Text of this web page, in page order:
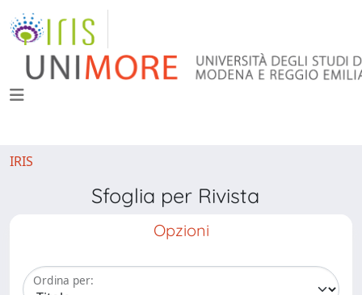
IRIS
Sfoglia per Rivista
Opzioni
Ordina per: